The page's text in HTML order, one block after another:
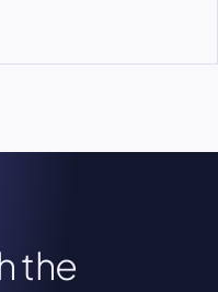
the